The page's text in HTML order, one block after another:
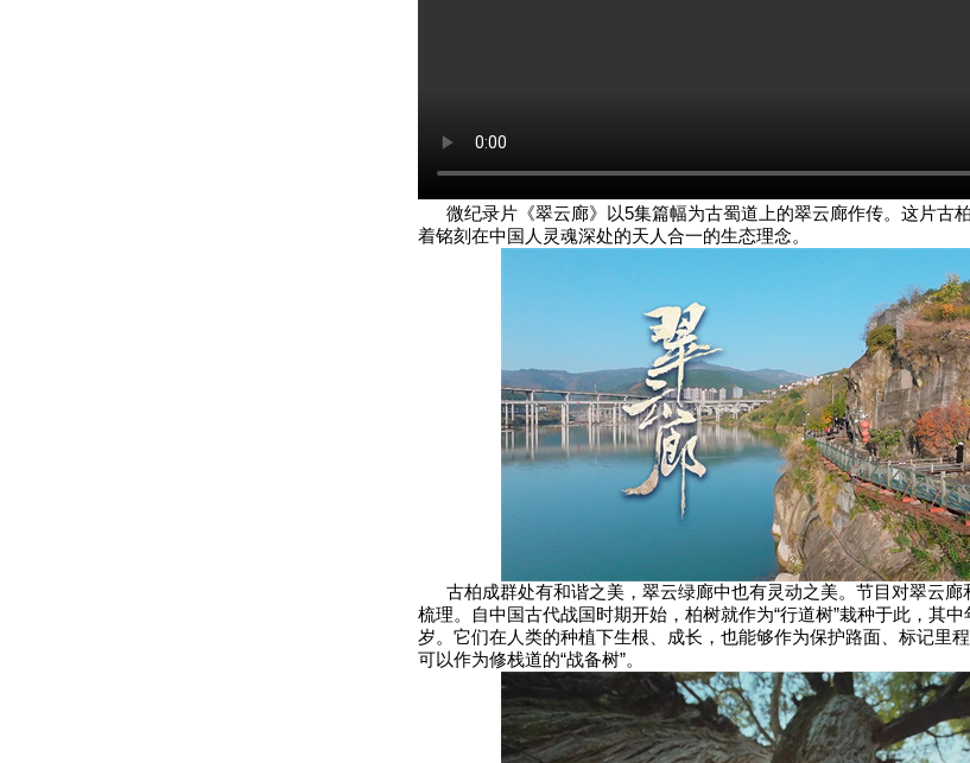
微纪录片《翠云廊》以5集篇幅为古蜀道上的翠云廊作传。这片古
着铭刻在中国人灵魂深处的天人合一的生态理念。
古柏成群处有和谐之美，翠云绿廊中也有灵动之美。节目对翠云廊
梳理。自中国古代战国时期开始，柏树就作为“行道树”栽种于此，其
岁。它们在人类的种植下生根、成长，也能够作为保护路面、标记里
可以作为修栈道的“战备树”。